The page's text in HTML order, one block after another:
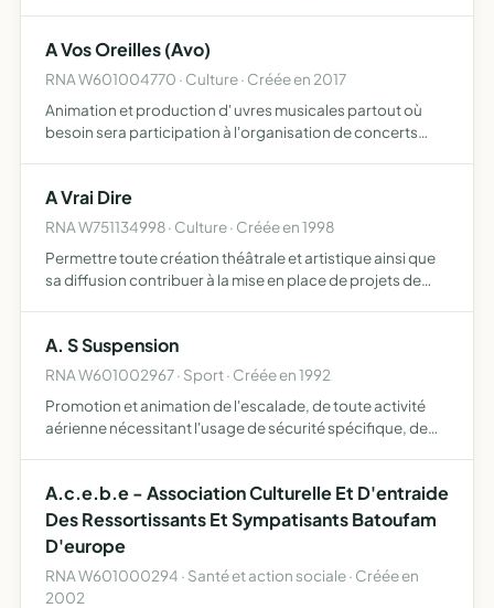
A Vos Oreilles (Avo)
RNA W601004770 · Culture · Créée en 2017
Animation et production d' uvres musicales partout où
besoin sera participation à l'organisation de concerts
pr…
A Vrai Dire
RNA W751134998 · Culture · Créée en 1998
Permettre toute création théâtrale et artistique ainsi que
sa diffusion contribuer à la mise en place de projets de
A. S Suspension
RNA W601002967 · Sport · Créée en 1992
Promotion et animation de l'escalade, de toute activité
aérienne nécessitant l'usage de sécurité spécifique, de
A.c.e.b.e - Association Culturelle Et D'entraide
Des Ressortissants Et Sympatisants Batoufam
D'europe
RNA W601000294 · Santé et action sociale · Créée en
2002